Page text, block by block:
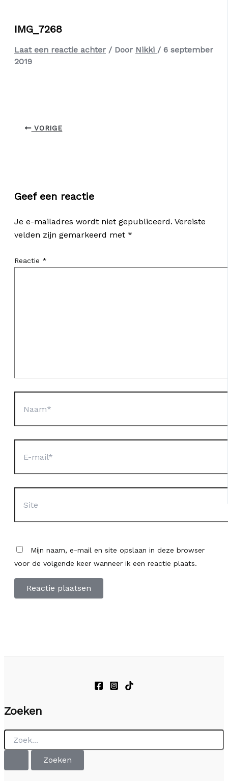
IMG_7268
Laat een reactie achter / Door Nikki / 6 september
2019
VORIGE
Geef een reactie
Je e-mailadres wordt niet gepubliceerd. Vereiste
velden zijn gemarkeerd met *
Reactie *
mail*
Mijn naam, e-mail en site opslaan in deze browser
voor de volgende keer wanneer ik een reactie plaats.
Zoeken
Zoek
naar: